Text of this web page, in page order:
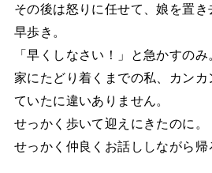
その後は怒りに任せて、娘を置
早歩き。
「早くしなさい！」と急かすのみ
家にたどり着くまでの私、カン
ていたに違いありません。
せっかく歩いて迎えにきたのに。
せっかく仲良くお話ししながら帰